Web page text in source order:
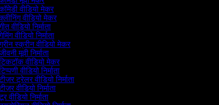
वीडियो मेकर
वीडियो मेकर
वीडियो निर्माता
वीडियो निर्माता
स्क्रीन वीडियो मेकर
मूवी निर्माता
वीडियो मेकर
वीडियो निर्माता
ट्रेलर वीडियो निर्माता
वीडियो निर्माता
वीडियो निर्माता